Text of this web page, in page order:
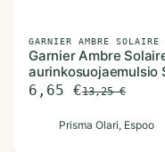
GARNIER AMBRE SOLAIRE
Garnier Ambre
aurinkosuojaemulsio
6,65 €13,25€
Prisma Olari, Espoo